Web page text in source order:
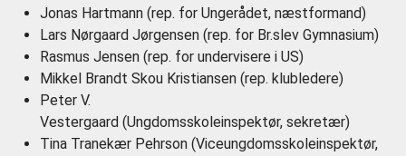
Jonas Hartmann (rep. for Ungerådet, næstformand)
Lars Nørgaard Jørgensen (rep. for Br.slev Gymnasium)
Rasmus Jensen (rep. for undervisere i US)
Mikkel Brandt Skou Kristiansen (rep. klubledere)
Peter V.
Vestergaard (Ungdomsskoleinspektør, sekretær)
Tina Tranekær Pehrson (Viceungdomsskoleinspektør,